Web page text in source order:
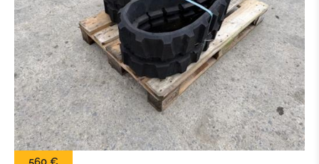
GODET A HAUT DEVERSEMENT
BALAI
LAME À NEIGE
PINCES À BALLES